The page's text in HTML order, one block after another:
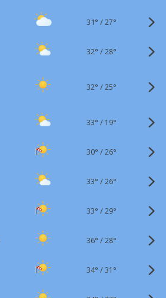
31° /27°
32° /28°
32° /25°
33° / 19°
30° /26°
33° /26°
33° /29°
36° /28°
34° /31°